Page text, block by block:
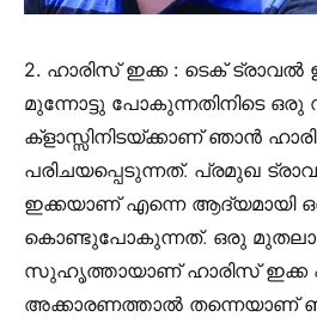
2. ഹാരിസ് ഇക്ക : ടെക്
മുന്നോട്ടു പോകുന്നതിനിടെ ഒരു
ക്‌ളാസ്സിനിടയ്ക്കാണ് ഞാൻ
പരിചയപ്പെടുന്നത്. പ്രമുഖ
ഇക്കയാണ് എന്നെ ആദ്യമായി
കൊണ്ടുപോകുന്നത്. ഒരു
സുഹൃത്തായാണ് ഹാരിസ് ഇക്ക
അക്കാരണത്താൽ തന്നെയാണ്